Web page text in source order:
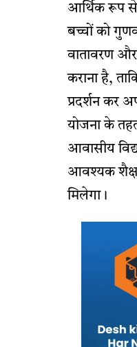
आर्थिक रूप से
बच्चों को
वातावरण और
कराना है,
प्रदर्शन कर
योजना के तहत
आवासीय
आवश्यक
मिलेगा।